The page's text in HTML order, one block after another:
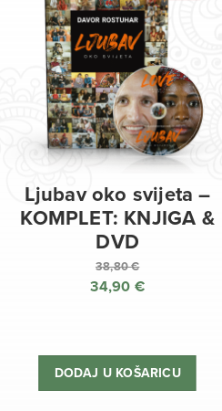
Ljubav oko svijeta –
KOMPLET: KNJIGA &
DVD
38,80€
Izvorna
je:
38,80 €.
34,90 €
je:
34,90 €.
DODAJ U KOŠARICU